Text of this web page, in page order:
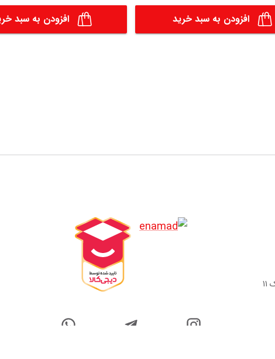
افزودن به سبد خرید افزودن به سبد
بهجت اباد-انتهای بازار سمت راست -پلاک 11